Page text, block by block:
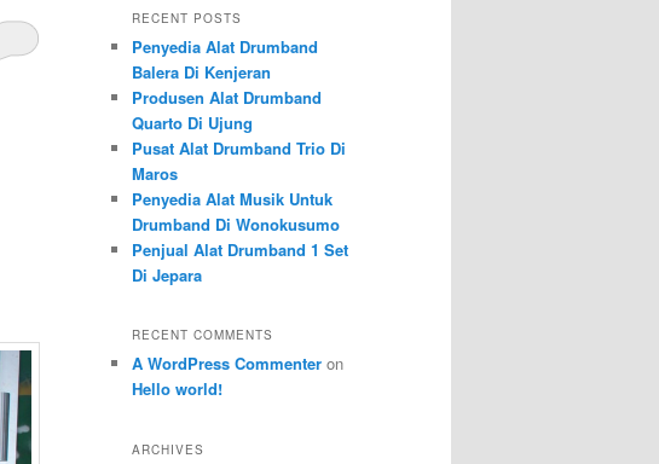
r
h
RECENT POSTS
Penyedia Alat Drumband
Balera Di Kenjeran
Produsen Alat Drumband
Quarto Di Ujung
Pusat Alat Drumband Trio Di
Maros
Penyedia Alat Musik Untuk
Drumband Di Wonokusumo
Penjual Alat Drumband 1 Set
Di Jepara
RECENT COMMENTS
A WordPress Commenter on
Hello world!
ARCHIVES